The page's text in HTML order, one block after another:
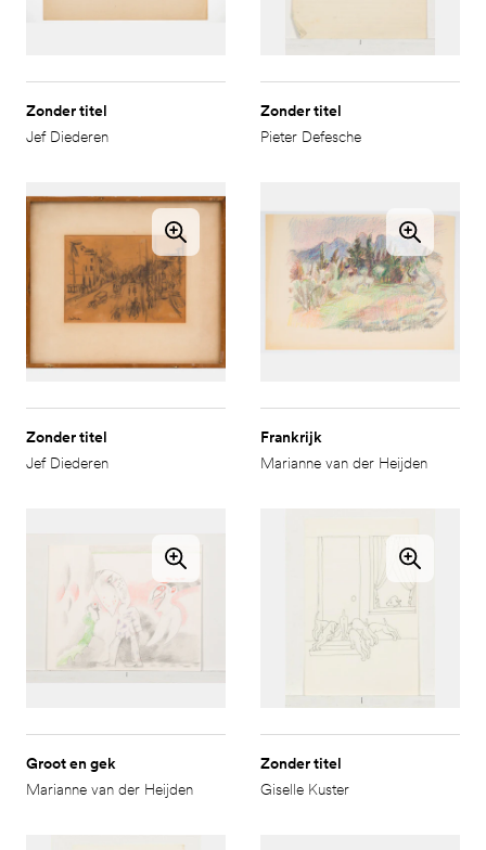
Zonder titel
Jef Diederen
Zonder titel
Pieter Defesche
Zonder titel
Jef Diederen
Frankrijk
Marianne van der Heijden
Groot en gek
Marianne van der Heijden
Zonder titel
Giselle Kuster